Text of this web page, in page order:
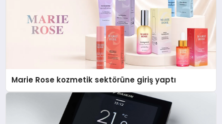
Marie Rose kozmetik sektörüne giriş yaptı